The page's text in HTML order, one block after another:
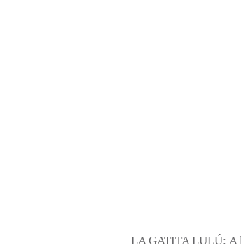
LA GATITA LULÚ: A